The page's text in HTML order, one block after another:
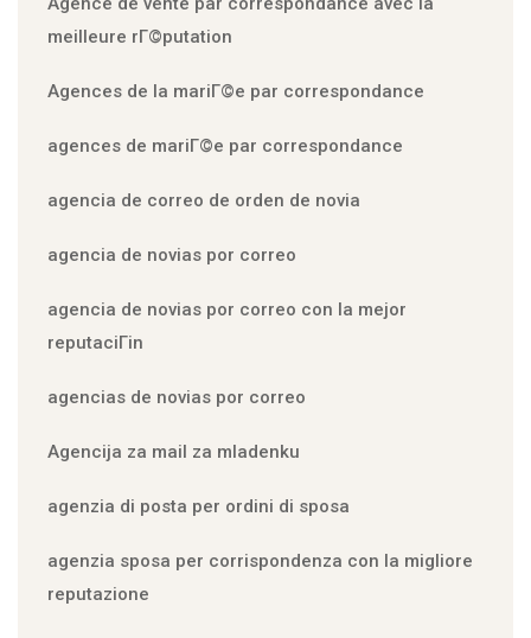
meilleure rГ©putation
Agences de la mariГ©e par correspondance
agences de mariГ©e par correspondance
agencia de correo de orden de novia
agencia de novias por correo
agencia de novias por correo con la mejor
reputaciГіn
agencias de novias por correo
Agencija za mail za mladenku
agenzia di posta per ordini di sposa
agenzia sposa per corrispondenza con la migliore
reputazione